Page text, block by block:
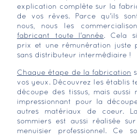
explication complète sur la
de vos rêves. Parce qu'ils
nous, nous les
fabricant toute l'année. Cela
prix et une rémunération juste
sans distributeur intermédiaire !
Chaque étape de la fabrication
vos yeux. Découvrez les établis
découpe des tissus, mais aussi
impressionnant pour la
autres matériaux de coeur.
sommiers est aussi réalisée
menuisier professionnel. Ce